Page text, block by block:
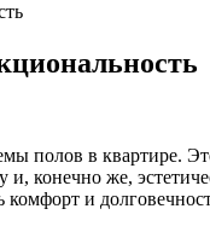
полов в квартире.
же,
комфорт и